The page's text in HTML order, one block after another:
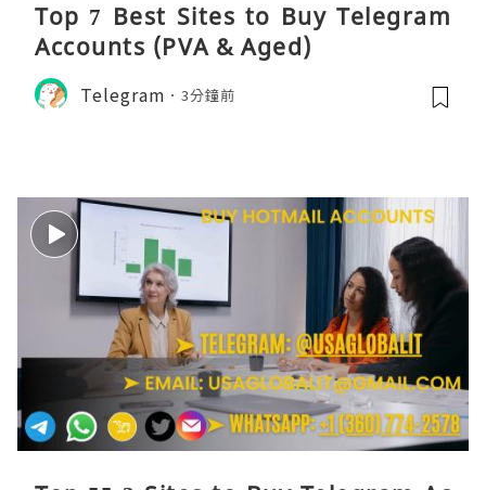
Top 7 Best Sites to Buy Telegram
Accounts (PVA & Aged)
Telegram 3分鐘前